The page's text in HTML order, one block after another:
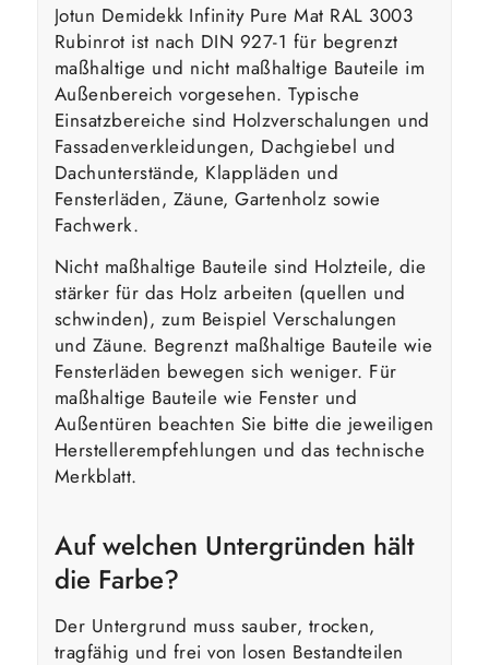
Jotun Demidekk Infinity Pure Mat RAL 3003
Rubinrot ist nach DIN 927-1 für begrenzt
maßhaltige und nicht maßhaltige Bauteile im
Außenbereich vorgesehen. Typische
Einsatzbereiche sind Holzverschalungen und
Fassadenverkleidungen, Dachgiebel und
Dachunterstände, Klappläden und
Fensterläden, Zäune, Gartenholz sowie
Fachwerk.
Nicht maßhaltige Bauteile sind Holzteile, die
stärker für das Holz arbeiten (quellen und
schwinden), zum Beispiel Verschalungen
und Zäune. Begrenzt maßhaltige Bauteile wie
Fensterläden bewegen sich weniger. Für
maßhaltige Bauteile wie Fenster und
Außentüren beachten Sie bitte die jeweiligen
Herstellerempfehlungen und das technische
Merkblatt.
Auf welchen Untergründen hält
die Farbe?
Der Untergrund muss sauber, trocken,
tragfähig und frei von losen Bestandteilen